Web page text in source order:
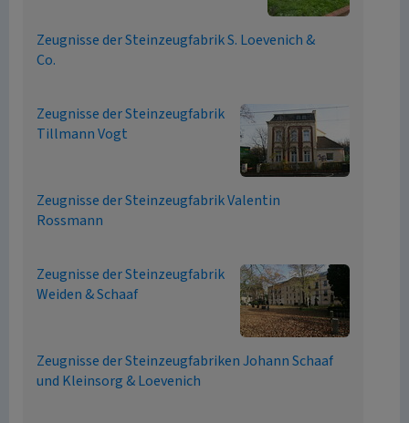
Zeugnisse der Steinzeugfabrik S. Loevenich &
Co.
Zeugnisse der Steinzeugfabrik
Tillmann Vogt
Zeugnisse der Steinzeugfabrik Valentin
Rossmann
Zeugnisse der Steinzeugfabrik
Weiden & Schaaf
Zeugnisse der Steinzeugfabriken Johann Schaaf
und Kleinsorg & Loevenich